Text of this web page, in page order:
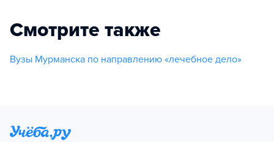
Смотрите также
Вузы Мурманска по направлению «лечебное дело»